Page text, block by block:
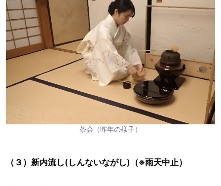
茶会（昨年の様子）
（３）新内流し(しんないながし)（※雨天中止）